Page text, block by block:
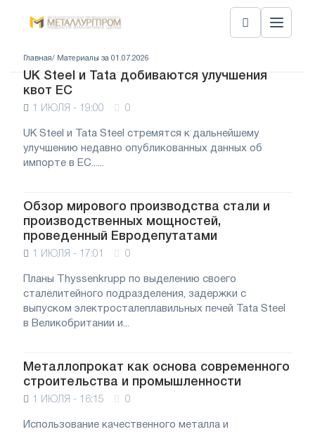
Главная/ Материалы за 01.07.2026
UK Steel и Tata добиваются улучшения
квот ЕС
1 ИЮЛЯ - 19:00 0
UK Steel и Tata Steel стремятся к дальнейшему
улучшению недавно опубликованных данных об
импорте в ЕС......
Обзор мирового производства стали и
производственных мощностей,
проведенный Евродепутатами
1 ИЮЛЯ - 17:01 0
Планы Thyssenkrupp по выделению своего
сталелитейного подразделения, задержки с
выпуском электросталеплавильных печей Tata Steel
в Великобритании и...
Металлопрокат как основа современного
строительства и промышленности
1 ИЮЛЯ - 16:15 0
Использование качественного металла и